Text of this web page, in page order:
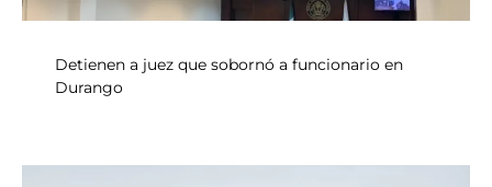
Detienen a juez que sobornó a funcionario en
Durango